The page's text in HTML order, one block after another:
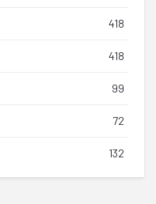
418
418
99
72
132